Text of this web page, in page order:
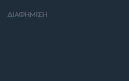
ΔΙΑΦΗΜΙΣΗ